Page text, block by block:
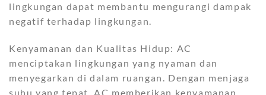
lingkungan dapat membantu mengurangi dampak
negatif terhadap lingkungan.
Kenyamanan dan Kualitas Hidup: AC
menciptakan lingkungan yang nyaman dan
menyegarkan di dalam ruangan. Dengan menjaga
suhu yang tepat, AC memberikan kenyamanan